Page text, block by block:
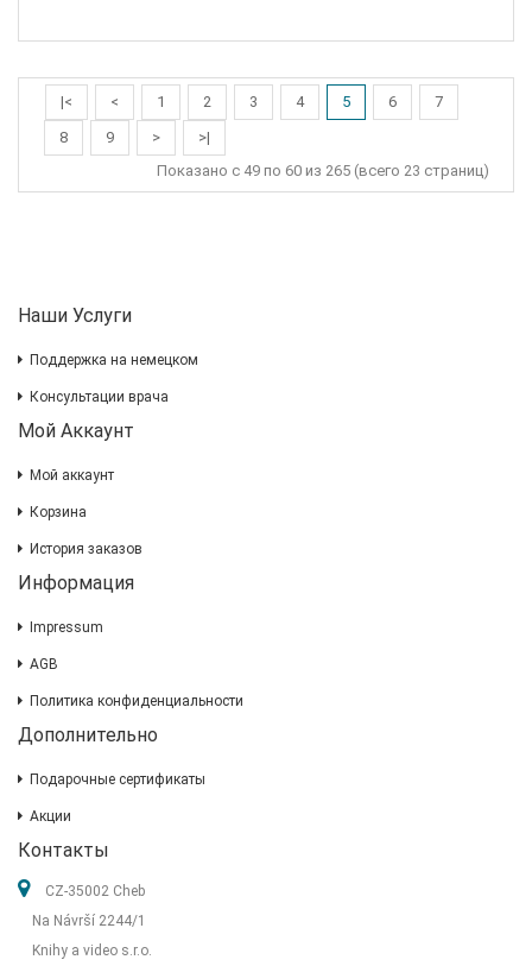
|< < 1 2 3 4 5 6
7
8
9 >
>|
Показано с 49 по 60 из 265 (всего 23 страниц)
Наши Услуги
Поддержка на немецком
Консультации врача
Мой Аккаунт
Мой аккаунт
Корзина
История заказов
Информация
Impressum
AGB
Политика конфиденциальности
Дополнительно
Подарочные сертификаты
Акции
Контакты
CZ-35002 Cheb
Na Návrší 2244/1
Knihy a video s.r.o.